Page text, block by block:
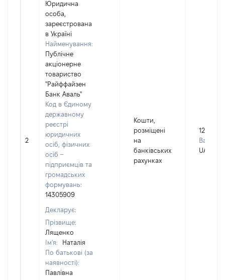
2
Юридична
особа,
зареєстрована
в Україні
Найменування:
Публічне
акціонерне
товариство
"Райффайзен
Банк Аваль"
Код в Єдиному
державному
реєстрі
юридичних
осіб, фізичних
осіб –
підприємців та
громадських
формувань:
14305909
Декларує:
Прізвище:
Лященко
Ім'я:
Наталія
По батькові (за
наявності):
Павлівна
Кошти,
розміщені
на
банківських
рахунках
125922
Валюта:
UAH